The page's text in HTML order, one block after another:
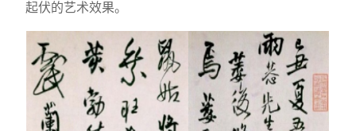
起伏的艺术效果。